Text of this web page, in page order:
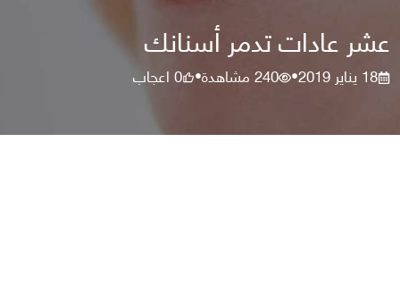
عشر عادات تدمر أسنانك
18 يناير 2019 •
240مشاهدة•
0اعجاب